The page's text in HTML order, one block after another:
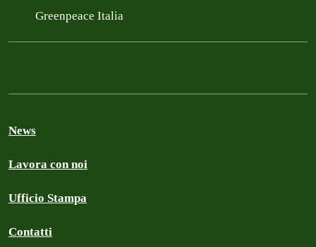
Greenpeace Italia
News
Lavora con noi
Ufficio Stampa
Contatti